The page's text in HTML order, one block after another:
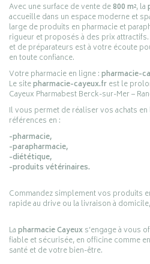
Avec une surface de vente de800 m², la
accueille dans un espace moderne et
large de produits en pharmacie et
rigueur et proposés à des prix
et de préparateurs est à votre écoute
en toute confiance.
Votre pharmacie en ligne :pharmacie-
Le sitepharmacie-cayeux.frest le
Cayeux Pharmabest Berck-sur-Mer –
Il vous permet de réaliser vos achats
références en :
-pharmacie,
-parapharmacie,
-diététique,
-produits vétérinaires.
Commandez simplement vos produits
rapide au drive ou la livraison à
Lapharmacie Cayeuxs’engage à vous
fiable et sécurisée, en officine comme
santé et de votre bien-être.